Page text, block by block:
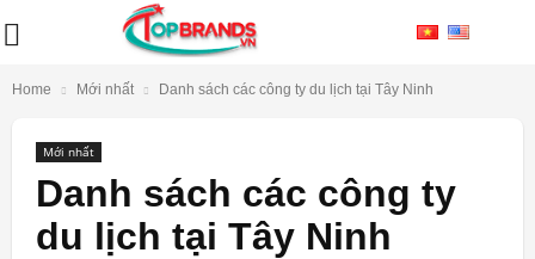
Home Mới nhất Danh sách các công ty du lịch tại Tây Ninh
Mới nhất
Danh sách các công ty
du lịch tại Tây Ninh